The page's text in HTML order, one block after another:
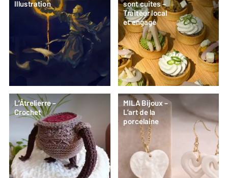
Illustration
sont cuites –
Traiteur local
et engagé
L’Âtrelierre –
Crochet
MILA Bijoux –
L’art de la
porcelaine